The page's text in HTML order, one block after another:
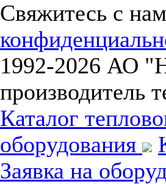
Свяжитесь с
1992-2026 АО
производитель
Каталог
оборудования
Заявка на